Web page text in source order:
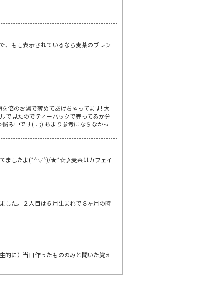
、もし表示されているなら麦茶のブレン
倍のお湯で薄めてあげちゃってます! 大
で見たのでティーパックで売ってるか分
み中です(-.-;) あまり参考にならなかっ
てましたよ(*^▽^)/★*☆♪麦茶はカフェイ
した。２人目は６月生まれで８ヶ月の時
的に）当日作ったもののみと聞いた覚え